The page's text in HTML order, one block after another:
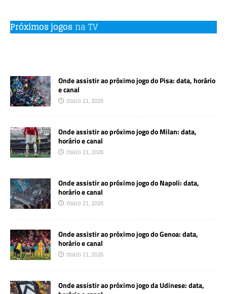
Próximos jogos na TV
Onde assistir ao próximo jogo do Pisa: data, horário
e canal
maio 21, 2026
Onde assistir ao próximo jogo do Milan: data,
horário e canal
maio 21, 2026
Onde assistir ao próximo jogo do Napoli: data,
horário e canal
maio 21, 2026
Onde assistir ao próximo jogo do Genoa: data,
horário e canal
maio 21, 2026
Onde assistir ao próximo jogo da Udinese: data,